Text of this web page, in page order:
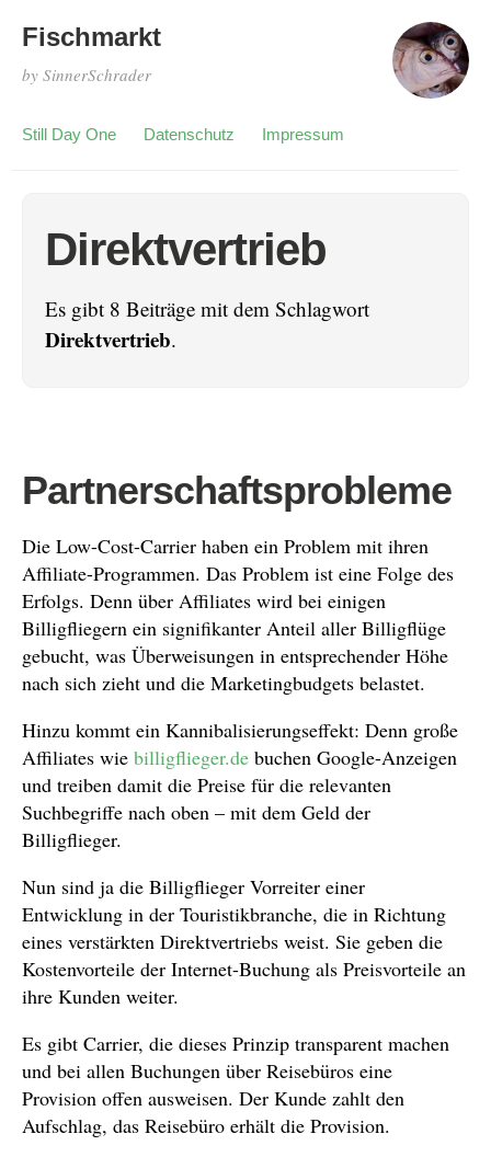
Fischmarkt
by SinnerSchrader
Still Day One Datenschutz Impressum
Direktvertrieb
Es gibt 8 Beiträge mit dem Schlagwort
Direktvertrieb.
Partnerschaftsprobleme
Die Low-Cost-Carrier haben ein Problem mit ihren
Affiliate-Programmen. Das Problem ist eine Folge des
Erfolgs. Denn über Affiliates wird bei einigen
Billigfliegern ein signifikanter Anteil aller Billigflüge
gebucht, was Überweisungen in entsprechender Höhe
nach sich zieht und die Marketingbudgets belastet.
Hinzu kommt ein Kannibalisierungseffekt: Denn große
Affiliates wie billigflieger.de buchen Google-Anzeigen
und treiben damit die Preise für die relevanten
Suchbegriffe nach oben – mit dem Geld der
Billigflieger.
Nun sind ja die Billigflieger Vorreiter einer
Entwicklung in der Touristikbranche, die in Richtung
eines verstärkten Direktvertriebs weist. Sie geben die
Kostenvorteile der Internet-Buchung als Preisvorteile an
ihre Kunden weiter.
Es gibt Carrier, die dieses Prinzip transparent machen
und bei allen Buchungen über Reisebüros eine
Provision offen ausweisen. Der Kunde zahlt den
Aufschlag, das Reisebüro erhält die Provision.